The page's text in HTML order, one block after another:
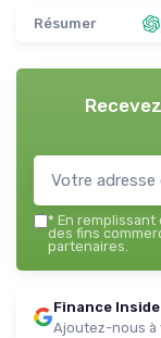
Résumer
* En remplissant
des fins
partenaires.
Finance
Ajoutez-nous à